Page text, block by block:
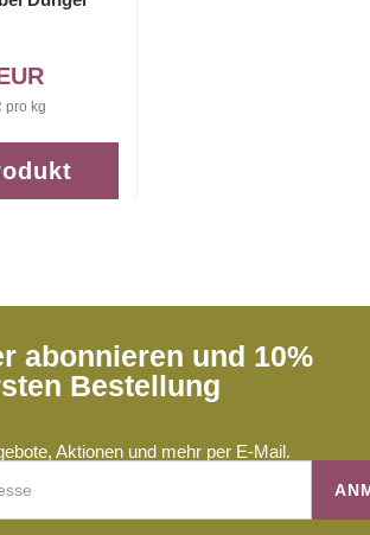
pro kg
abonnieren und 10%
Bestellung
Aktionen und mehr per E-Mail.